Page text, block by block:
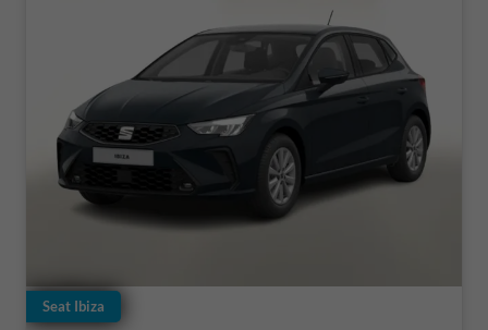
Seat Ibiza